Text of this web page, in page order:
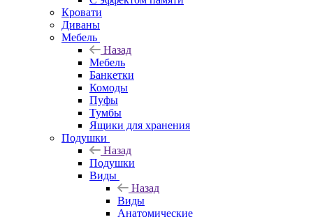
Кровати
Диваны
Мебель
Назад
Мебель
Банкетки
Комоды
Пуфы
Тумбы
Ящики для хранения
Подушки
Назад
Подушки
Виды
Назад
Виды
Анатомические